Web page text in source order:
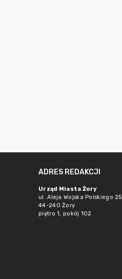
ADRES REDAKCJI
Urząd Miasta Żory
ul. Aleja Wojska Polskiego 25
44-240 Żory
piętro 1, pokój 102